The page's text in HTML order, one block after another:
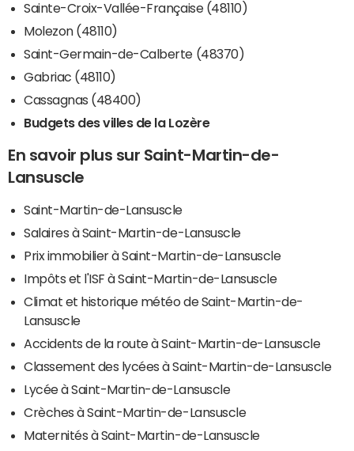
Sainte-Croix-Vallée-Française (48110)
Molezon (48110)
Saint-Germain-de-Calberte (48370)
Gabriac (48110)
Cassagnas (48400)
Budgets des villes de la Lozère
En savoir plus sur Saint-Martin-de-
Lansuscle
Saint-Martin-de-Lansuscle
Salaires à Saint-Martin-de-Lansuscle
Prix immobilier à Saint-Martin-de-Lansuscle
Impôts et l'ISF à Saint-Martin-de-Lansuscle
Climat et historique météo de Saint-Martin-de-
Lansuscle
Accidents de la route à Saint-Martin-de-Lansuscle
Classement des lycées à Saint-Martin-de-Lansuscle
Lycée à Saint-Martin-de-Lansuscle
Crèches à Saint-Martin-de-Lansuscle
Maternités à Saint-Martin-de-Lansuscle